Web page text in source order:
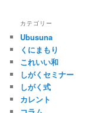
カテゴリー
Ubusuna
くにまもり
これいい和
しがくセミナー
しがく式
カレント